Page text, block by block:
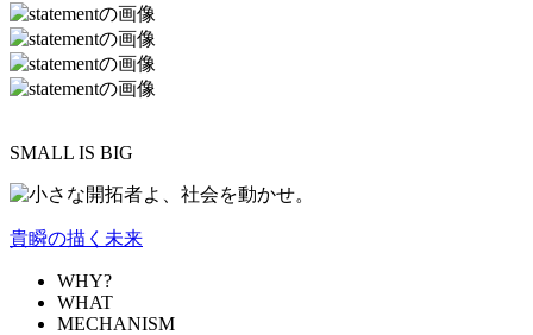
SMALL IS BIG
貴瞬の描く未来
WHY?
WHAT
MECHANISM